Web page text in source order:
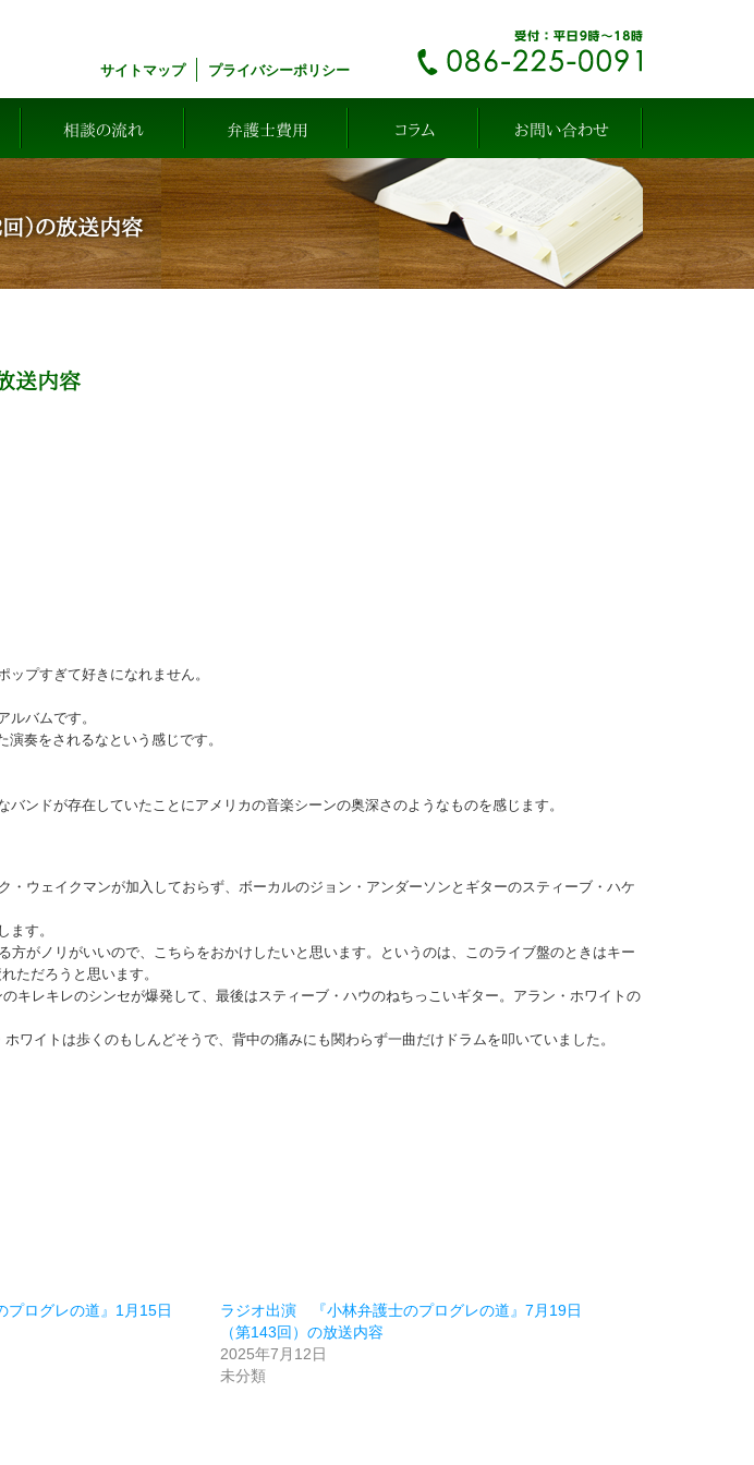
サイトマップ プライバシーポリシー
相談の流れ 弁護士費用 コラム お問い合わせ
）の放送内容
送内容
プすぎて好きになれません。
バムです。
奏をされるなという感じです。
ンドが存在していたことにアメリカの音楽シーンの奥深さのようなものを感じます。
ウェイクマンが加入しておらず、ボーカルのジョン・アンダーソンとギターのスティーブ・ハケ
ます。
がノリがいいので、こちらをおかけしたいと思います。というのは、このライブ盤のときはキー
ただろうと思います。
レキレのシンセが爆発して、最後はスティーブ・ハウのねちっこいギター。アラン・ホワイトの
イトは歩くのもしんどそうで、背中の痛みにも関わらず一曲だけドラムを叩いていました。
ログレの道』1月15日
ラジオ出演 『小林弁護士のプログレの道』7月19日
（第143回）の放送内容
2025年7月12日
未分類